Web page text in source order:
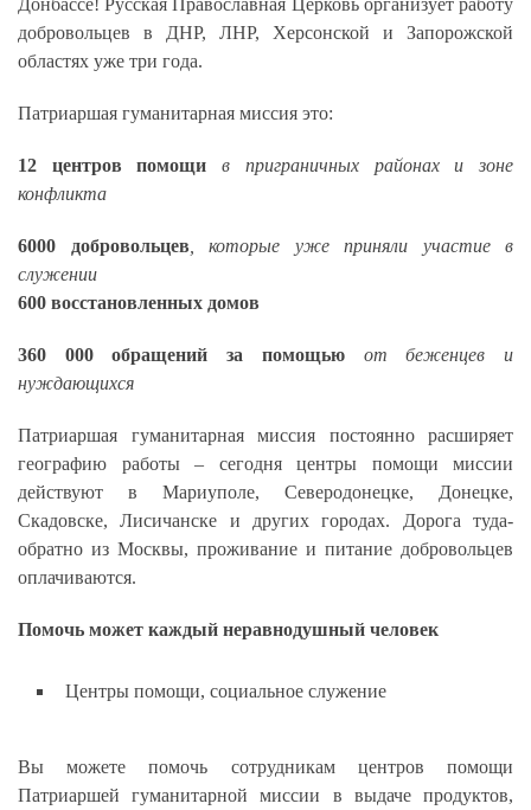
добровольцев в ДНР, ЛНР, Херсонской и Запорожской
областях уже три года.
Патриаршая гуманитарная миссия это:
12 центров помощив приграничных районах и зоне
конфликта
6000 добровольцев , которые уже приняли участие в
служении
600 восстановленных домов
360 000 обращений за помощьюот беженцев и
нуждающихся
Патриаршая гуманитарная миссия постоянно расширяет
географию работы – сегодня центры помощи миссии
действуют в Мариуполе, Северодонецке, Донецке,
Скадовске, Лисичанске и других городах. Дорога туда-
обратно из Москвы, проживание и питание добровольцев
оплачиваются.
Помочь может каждый неравнодушный человек
Центры помощи, социальное служение
Вы можете помочь сотрудникам центров помощи
Патриаршей гуманитарной миссии в выдаче продуктов,